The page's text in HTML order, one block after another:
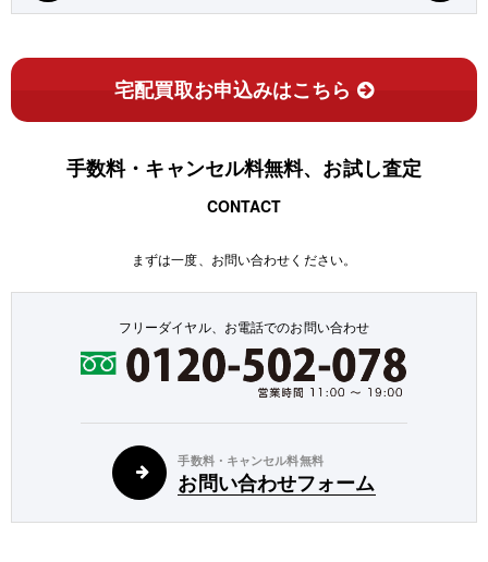
宅配買取お申込みはこちら
手数料・キャンセル料無料、お試し査定
CONTACT
まずは一度、お問い合わせください。
フリーダイヤル、お電話でのお問い合わせ
手数料・キャンセル料無料
お問い合わせフォーム